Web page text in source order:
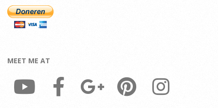
MEET ME AT